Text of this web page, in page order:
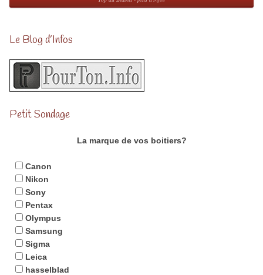
Le Blog d’Infos
Petit Sondage
La marque de vos boitiers?
Canon
Nikon
Sony
Pentax
Olympus
Samsung
Sigma
Leica
hasselblad